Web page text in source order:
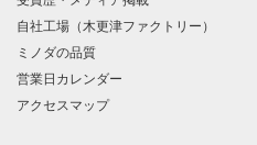
自社工場（木更津ファクトリー）
ミノダの品質
営業日カレンダー
アクセスマップ